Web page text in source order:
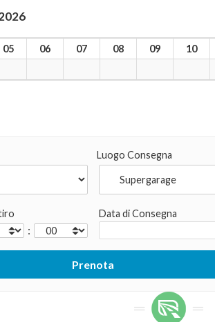
05 06 07 08 09 10
Luogo Consegna
:
Data di Consegna